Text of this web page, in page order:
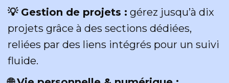
💡 Gestion de projets : gérez jusqu’à dix
projets grâce à des sections dédiées,
reliées par des liens intégrés pour un suivi
fluide.